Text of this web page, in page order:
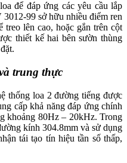
để đáp ứng các yêu cầu lắp
99 sở hữu nhiều điểm ren
lên cao, hoặc gắn trên cột
thiết kế hai bên sườn thùng
trung thực
thống loa 2 đường tiếng được
cấp khả năng đáp ứng chính
khoảng 80Hz – 20kHz. Trong
kính 304.8mm và sử dụng
tái tạo tín hiệu tần số thấp,